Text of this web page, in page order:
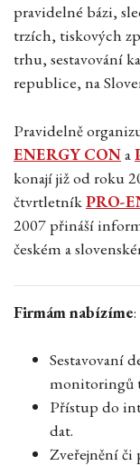
pravidelné bázi,
trzích, tiskových
trhu, sestavování
republice, na
Pravidelně
ENERGY CONa
konají již od roku
čtvrtletníkPRO-
2007 přináší
českém a
Firmám nabízíme:
Sestavovaní
monitoringů
Přístup do
dat.
Zveřejnění či